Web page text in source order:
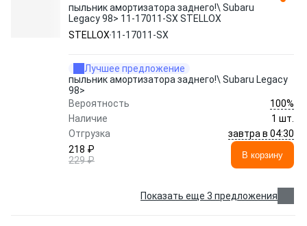
пыльник амортизатора заднего!\ Subaru
Legacy 98> 11-17011-SX STELLOX
STELLOX 11-17011-SX
Лучшее предложение
пыльник амортизатора заднего!\ Subaru Legacy
98>
Вероятность
100%
Наличие
1 шт.
Отгрузка
завтра в 04:30
218 ₽
229 ₽
В корзину
Показать еще 3 предложения